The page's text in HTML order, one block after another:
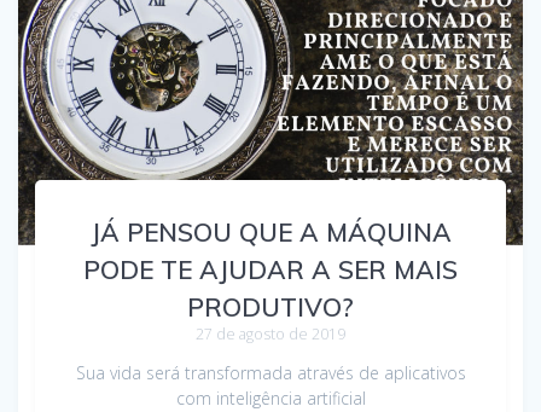
JÁ PENSOU QUE A MÁQUINA
PODE TE AJUDAR A SER MAIS
PRODUTIVO?
27 de agosto de 2019
Sua vida será transformada através de aplicativos
com inteligência artificial